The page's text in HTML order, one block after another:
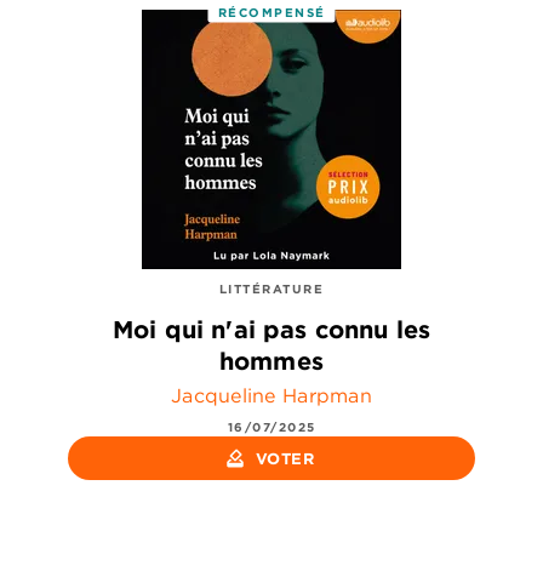
RÉCOMPENSÉ
LITTÉRATURE
Moi qui n'ai pas connu les
hommes
Jacqueline Harpman
16/07/2025
how_to_vote VOTER